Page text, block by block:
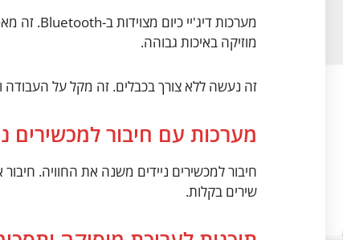
מוזיקה באיכות גבוהה.
זה נעשה ללא צורך בכבלים. זה מקל על
מערכות עם חיבור למכשירים
חיבור למכשירים ניידים משנה את החוויה.
שירים בקלות.